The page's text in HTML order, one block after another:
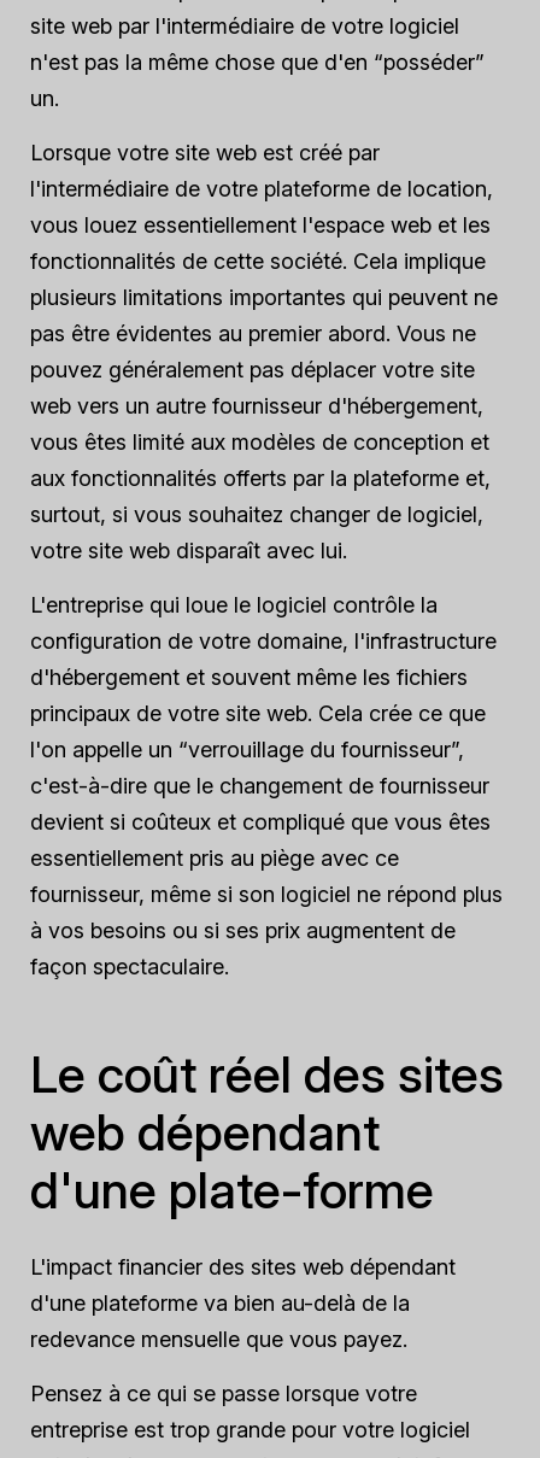
site web par l'intermédiaire de votre logiciel
n'est pas la même chose que d'en “posséder”
un.
Lorsque votre site web est créé par
l'intermédiaire de votre plateforme de location,
vous louez essentiellement l'espace web et les
fonctionnalités de cette société. Cela implique
plusieurs limitations importantes qui peuvent ne
pas être évidentes au premier abord. Vous ne
pouvez généralement pas déplacer votre site
web vers un autre fournisseur d'hébergement,
vous êtes limité aux modèles de conception et
aux fonctionnalités offerts par la plateforme et,
surtout, si vous souhaitez changer de logiciel,
votre site web disparaît avec lui.
L'entreprise qui loue le logiciel contrôle la
configuration de votre domaine, l'infrastructure
d'hébergement et souvent même les fichiers
principaux de votre site web. Cela crée ce que
l'on appelle un “verrouillage du fournisseur”,
c'est-à-dire que le changement de fournisseur
devient si coûteux et compliqué que vous êtes
essentiellement pris au piège avec ce
fournisseur, même si son logiciel ne répond plus
à vos besoins ou si ses prix augmentent de
façon spectaculaire.
Le coût réel des sites
web dépendant
d'une plate-forme
L'impact financier des sites web dépendant
d'une plateforme va bien au-delà de la
redevance mensuelle que vous payez.
Pensez à ce qui se passe lorsque votre
entreprise est trop grande pour votre logiciel